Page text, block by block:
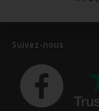
Suivez-nous